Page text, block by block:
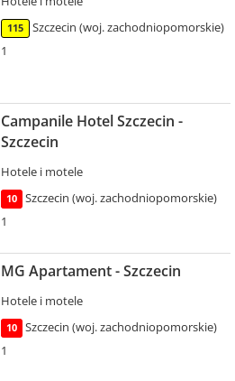
115
Szczecin (woj. zachodniopomorskie)
1
Campanile Hotel Szczecin -
Szczecin
Hotele i motele
10
Szczecin (woj. zachodniopomorskie)
1
MG Apartament - Szczecin
Hotele i motele
10
Szczecin (woj. zachodniopomorskie)
1